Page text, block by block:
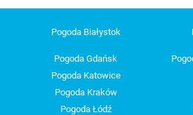
Pogoda Białystok
Pogoda Gdańsk
Pogoda Katowice
Pogoda Kraków
Pogoda Łódź